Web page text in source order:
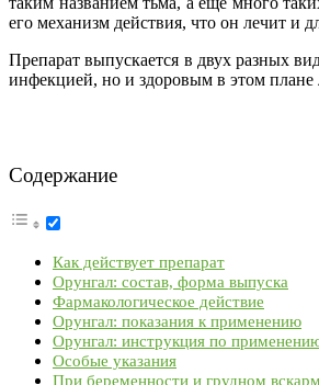
его механизм действия, что он лечит и
Препарат выпускается в двух разных
инфекцией, но и здоровым в этом
Содержание
Как действует препарат
Орунгал: состав, форма выпуска
Фармакологическое действие
Орунгал: показания к применению
Орунгал: инструкция по
Особые указания
При беременности и грудном